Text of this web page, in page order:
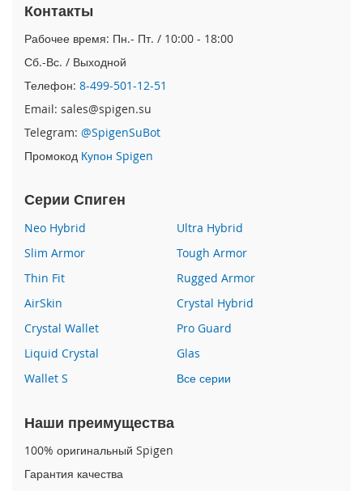
o
n
e
A
i
r
i
P
h
e
7
P
h
o
n
1
6
P
o
a
Контакты
Рабочее время: Пн.- Пт. / 10:00 - 18:00
Сб.-Вс. / Выходной
Телефон: 8-499-501-12-51
Email: sales@spigen.su
Telegram: @SpigenSuBot
Промокод Купон Spigen
Серии Спиген
Neo Hybrid
Ultra Hybrid
Slim Armor
Tough Armor
Thin Fit
Rugged Armor
AirSkin
Crystal Hybrid
Crystal Wallet
Pro Guard
Liquid Crystal
Glas
Wallet S
Все серии
Наши преимущества
100% оригинальный Spigen
Гарантия качества